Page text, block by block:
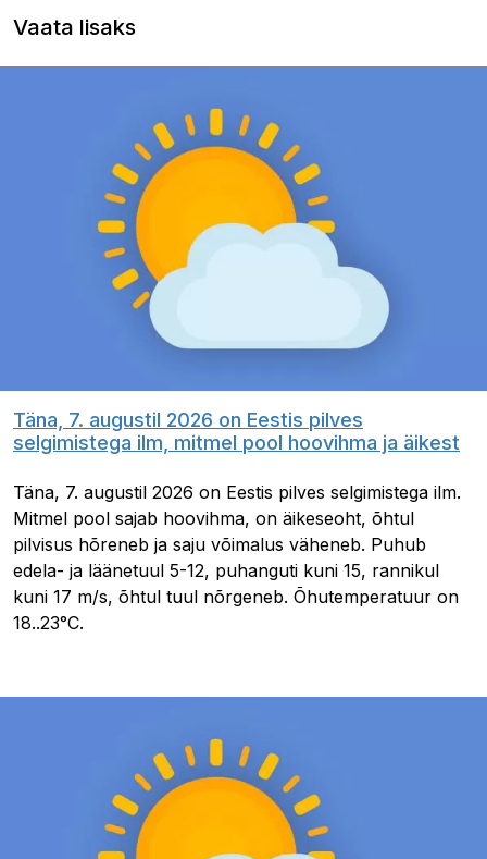
Vaata lisaks
Täna, 7. augustil 2026 on Eestis pilves
selgimistega ilm, mitmel pool hoovihma ja äikest
Täna, 7. augustil 2026 on Eestis pilves selgimistega ilm.
Mitmel pool sajab hoovihma, on äikeseoht, õhtul
pilvisus hõreneb ja saju võimalus väheneb. Puhub
edela- ja läänetuul 5-12, puhanguti kuni 15, rannikul
kuni 17 m/s, õhtul tuul nõrgeneb. Õhutemperatuur on
18..23°C.